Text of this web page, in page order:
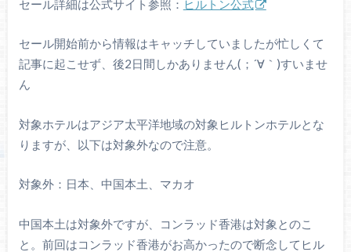
セール詳細は公式サイト参照： ヒルトン公式
セール開始前から情報はキャッチしていましたが忙しくて
記事に起こせず、後2日間しかありません(；´∀｀)すいませ
ん
対象ホテルはアジア太平洋地域の対象ヒルトンホテルとな
りますが、以下は対象外なので注意。
対象外：日本、中国本土、マカオ
中国本土は対象外ですが、コンラッド香港は対象とのこ
と。前回はコンラッド香港がお高かったので断念してヒル